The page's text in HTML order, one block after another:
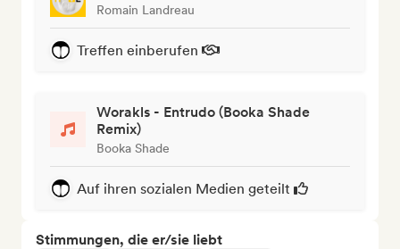
Romain Landreau
Treffen einberufen
Worakls - Entrudo (Booka Shade
Remix)
Booka Shade
Auf ihren sozialen Medien geteilt
Stimmungen, die er/sie liebt